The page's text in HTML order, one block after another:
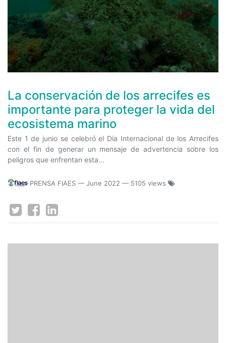
La conservación de los arrecifes es
importante para proteger la vida del
ecosistema marino
Este 1 de junio se celebró el Día Internacional de los Arrecifes
con el fin de generar un mensaje de advertencia sobre los
peligros que enfrentan esta...
PRENSA FIAES — June 2022 — 5105 views